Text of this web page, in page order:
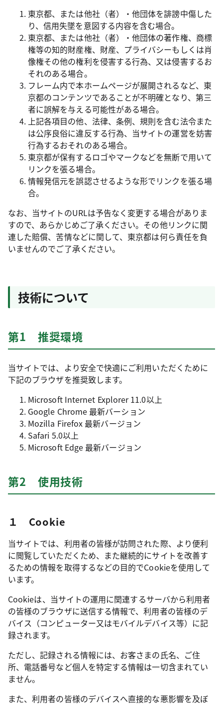
東京都、または他社（者）・他団体を誹謗中傷した
り、信用失墜を意図する内容を含む場合。
東京都、または他社（者）・他団体の著作権、商標
権等の知的財産権、財産、プライバシーもしくは肖
像権その他の権利を侵害する行為、又は侵害するお
それのある場合。
フレーム内で本ホームページが展開されるなど、東
京都のコンテンツであることが不明確となり、第三
者に誤解を与える可能性がある場合。
上記各項目の他、法律、条例、規則を含む法令また
は公序良俗に違反する行為、当サイトの運営を妨害
行為するおそれのある場合。
東京都が保有するロゴやマークなどを無断で用いて
リンクを張る場合。
情報発信元を誤認させるような形でリンクを張る場
合。
なお、当サイトのURLは予告なく変更する場合がありま
すので、あらかじめご了承ください。その他リンクに関
連した賠償、苦情などに関して、東京都は何ら責任を負
いませんのでご了承ください。
技術について
第1 推奨環境
当サイトでは、より安全で快適にご利用いただくために
下記のブラウザを推奨致します。
Microsoft Internet Explorer 11.0以上
Google Chrome 最新バーション
Mozilla Firefox 最新バージョン
Safari 5.0以上
Microsoft Edge 最新バージョン
第2 使用技術
１ Cookie
当サイトでは、利用者の皆様が訪問された際、より便利
に閲覧していただくため、また継続的にサイトを改善す
るための情報を取得するなどの目的でCookieを使用して
います。
Cookieは、当サイトの運用に関連するサーバから利用者
の皆様のブラウザに送信する情報で、利用者の皆様のデ
バイス（コンピューター又はモバイルデバイス等）に記
録されます。
ただし、記録される情報には、お客さまの氏名、ご住
所、電話番号など個人を特定する情報は一切含まれてい
ません。
また、利用者の皆様のデバイスへ直接的な悪影響を及ぼ